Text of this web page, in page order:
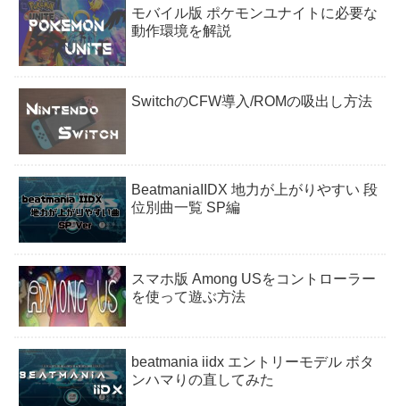
モバイル版 ポケモンユナイトに必要な
動作環境を解説
SwitchのCFW導入/ROMの吸出し方法
BeatmaniaIIDX 地力が上がりやすい 段
位別曲一覧 SP編
スマホ版 Among USをコントローラー
を使って遊ぶ方法
beatmania iidx エントリーモデル ボタ
ンハマりの直してみた